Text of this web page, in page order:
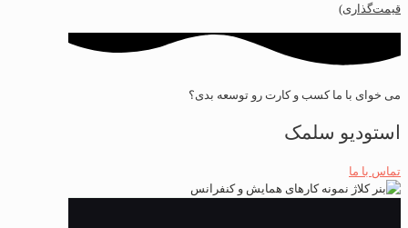
قیمت‌گذاری)
می خوای با ما کسب و کارت رو توسعه بدی؟
استودیو سلمک
تماس با ما